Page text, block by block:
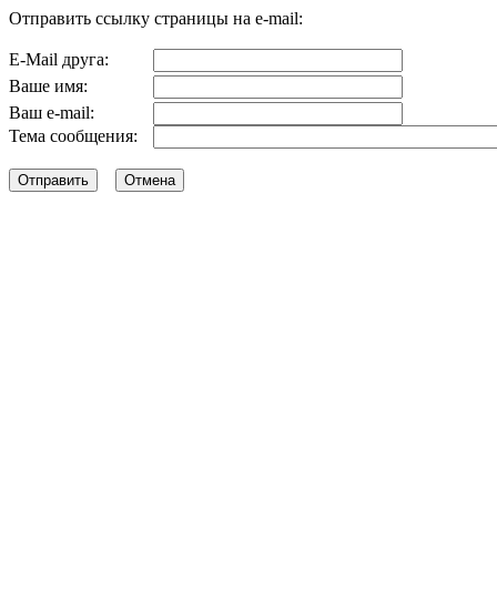
Отправить ссылку страницы на e-mail:
E-Mail друга:
Ваше имя:
Ваш e-mail:
Тема сообщения: